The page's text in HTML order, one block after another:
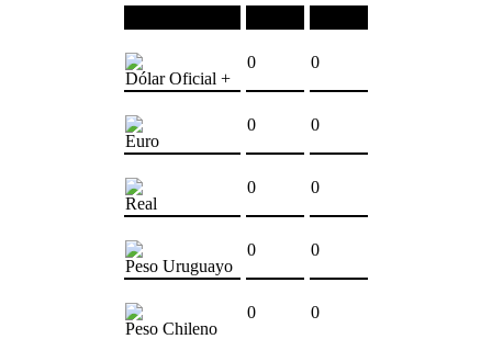
Dólar Oficial +
0 0
Euro
0 0
Real
0 0
Peso Uruguayo
0 0
Peso Chileno
0 0